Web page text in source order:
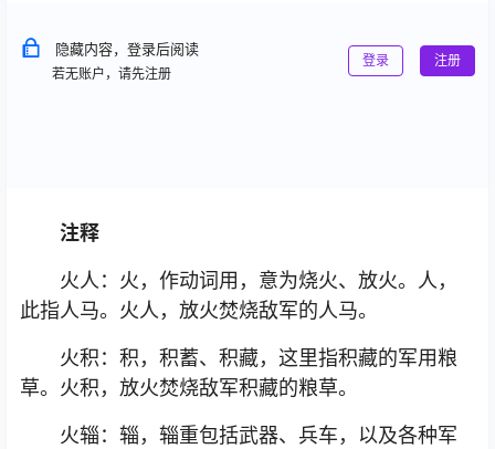
隐藏内容，登录后阅读
若无账户，请先注册
登录 注册
注释
火人：火，作动词用，意为烧火、放火。人，
此指人马。火人，放火焚烧敌军的人马。
火积：积，积蓄、积藏，这里指积藏的军用粮
草。火积，放火焚烧敌军积藏的粮草。
火辎：辎，辎重包括武器、兵车，以及各种军